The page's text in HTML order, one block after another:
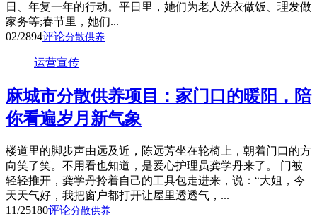
日、年复一年的行动。平日里，她们为老人洗衣做饭、理发做
家务等;春节里，她们...
02/2894评论分散供养
运营宣传
麻城市分散供养项目：家门口的暖阳，陪
你看遍岁月新气象
楼道里的脚步声由远及近，陈远芳坐在轮椅上，朝着门口的方
向笑了笑。不用看也知道，是爱心护理员龚学丹来了。 门被
轻轻推开，龚学丹拎着自己的工具包走进来，说：“大姐，今
天天气好，我把窗户都打开让屋里透透气，...
11/25180评论分散供养